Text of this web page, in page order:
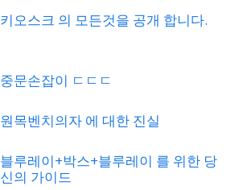
키오스크 의 모든것을 공개 합니다.
중문손잡이 ㄷㄷㄷ
원목벤치의자 에 대한 진실
블루레이+박스+블루레이 를 위한 당
신의 가이드